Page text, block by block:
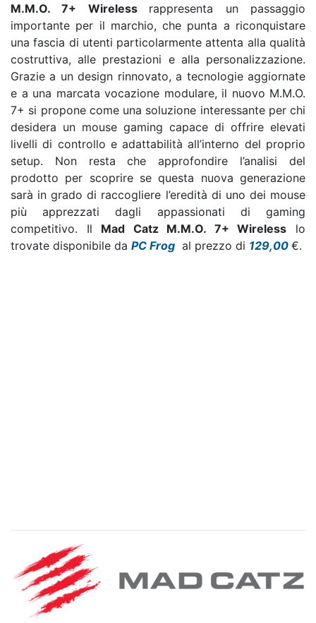
M.M.O. 7+ Wireless rappresenta un passaggio
importante per il marchio, che punta a riconquistare
una fascia di utenti particolarmente attenta alla qualità
costruttiva, alle prestazioni e alla personalizzazione.
Grazie a un design rinnovato, a tecnologie aggiornate
e a una marcata vocazione modulare, il nuovo M.M.O.
7+ si propone come una soluzione interessante per chi
desidera un mouse gaming capace di offrire elevati
livelli di controllo e adattabilità all’interno del proprio
setup. Non resta che approfondire l’analisi del
prodotto per scoprire se questa nuova generazione
sarà in grado di raccogliere l’eredità di uno dei mouse
più apprezzati dagli appassionati di gaming
competitivo. Il Mad Catz M.M.O. 7+ Wireless lo
trovate disponibile da PC Frog al prezzo di 129,00 €.